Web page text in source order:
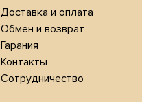
Доставка и оплата
Обмен и возврат
Гарания
Контакты
Сотрудничество